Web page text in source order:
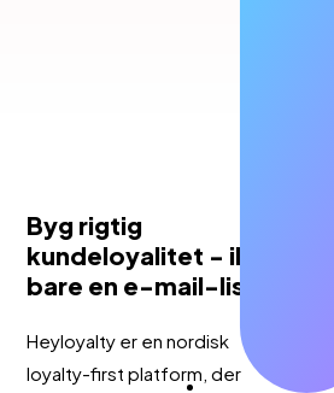
Byg rigtig
kundeloyalitet - ikke
bare en e-mail-liste
Heyloyalty er en nordisk
loyalty-first platform, der